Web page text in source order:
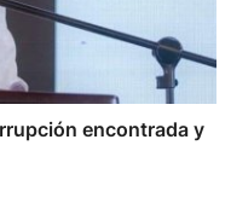
encontrada y